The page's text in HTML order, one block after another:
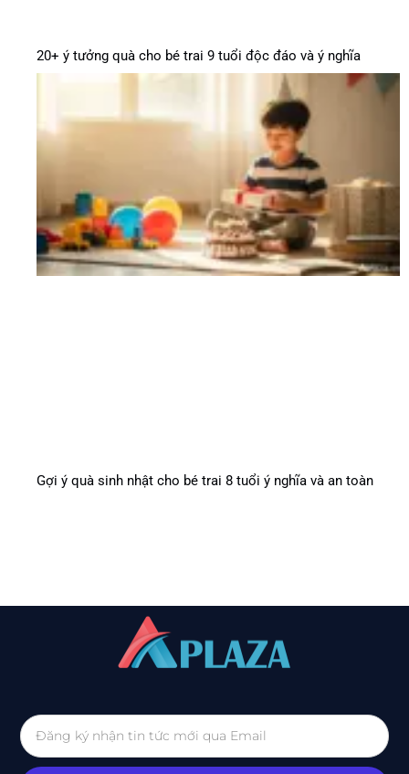
20+ ý tưởng quà cho bé trai 9 tuổi độc đáo và ý nghĩa
Gợi ý quà sinh nhật cho bé trai 8 tuổi ý nghĩa và an toàn